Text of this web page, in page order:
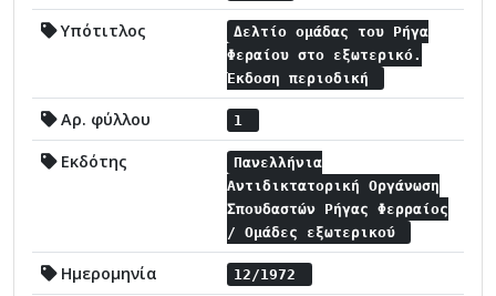
Υπότιτλος
Δελτίο ομάδας του Ρήγα
Φεραίου στο εξωτερικό.
Έκδοση περιοδική
Αρ. φύλλου 1
Εκδότης
Πανελλήνια
Αντιδικτατορική Οργάνωση
Σπουδαστών Ρήγας Φερραίος
/ Ομάδες εξωτερικού
Ημερομηνία 12/1972